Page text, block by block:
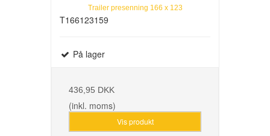
Trailer presenning 166 x 123
T166123159
På lager
436,95 DKK
(inkl. moms)
Vis produkt